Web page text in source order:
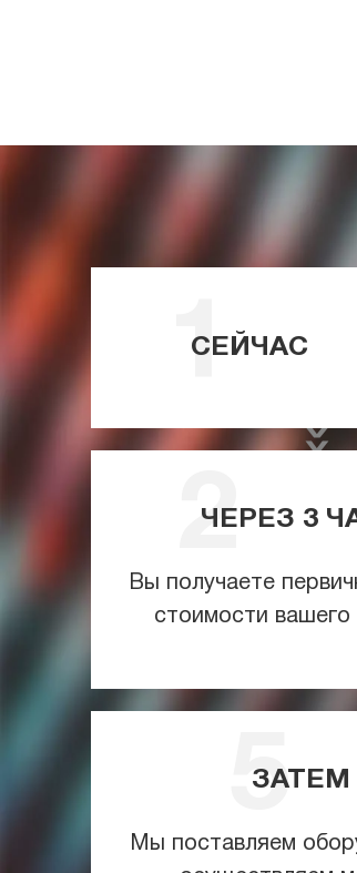
СЕЙЧАС
ЧЕРЕЗ 3
Вы получаете
стоимости
ЗАТЕМ
Мы поставляем